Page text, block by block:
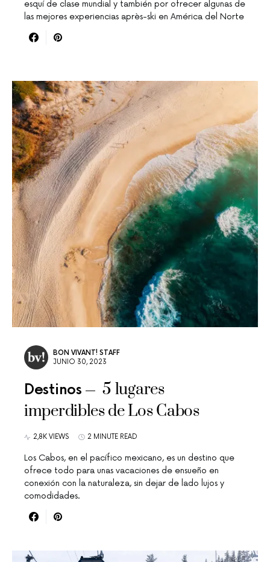
esquí de clase mundial y también por ofrecer algunas de
las mejores experiencias après-ski en América del Norte
BON VIVANT! STAFF
JUNIO 30, 2023
Destinos
5 lugares
imperdibles de Los Cabos
2,8K VIEWS 2 MINUTE READ
Los Cabos, en el pacífico mexicano, es un destino que
ofrece todo para unas vacaciones de ensueño en
conexión con la naturaleza, sin dejar de lado lujos y
comodidades.